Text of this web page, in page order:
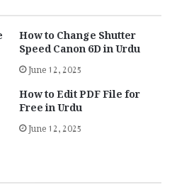
How to Change Shutter
Speed Canon 6D in Urdu
June 12, 2025
How to Edit PDF File for
Free in Urdu
June 12, 2025